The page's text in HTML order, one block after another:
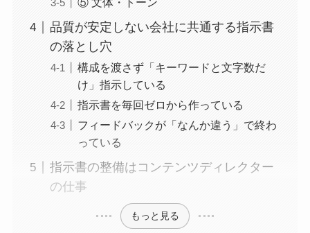
品質が安定しない会社に共通する指示書
の落とし穴
構成を渡さず「キーワードと文字数だ
け」指示している
指示書を毎回ゼロから作っている
フィードバックが「なんか違う」で終わ
っている
指示書の整備はコンテンツディレクター
の仕事
もっと見る